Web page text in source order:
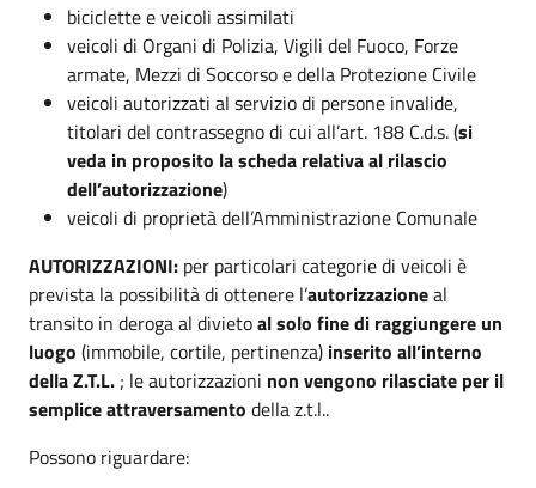
biciclette e veicoli assimilati
veicoli di Organi di Polizia, Vigili del Fuoco, Forze
armate, Mezzi di Soccorso e della Protezione Civile
veicoli autorizzati al servizio di persone invalide,
titolari del contrassegno di cui all’art. 188 C.d.s. (si
veda in proposito la scheda relativa al rilascio
dell’autorizzazione)
veicoli di proprietà dell’Amministrazione Comunale
AUTORIZZAZIONI: per particolari categorie di veicoli è
prevista la possibilità di ottenere l’autorizzazioneal
transito in deroga al divietoal solo fine di raggiungere un
luogo (immobile, cortile, pertinenza) inserito all’interno
della Z.T.L. ; le autorizzazioni non vengono rilasciate per il
semplice attraversamento della z.t.l..
Possono riguardare: